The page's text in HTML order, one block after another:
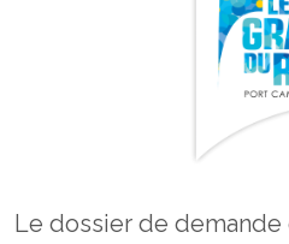
Le dossier de